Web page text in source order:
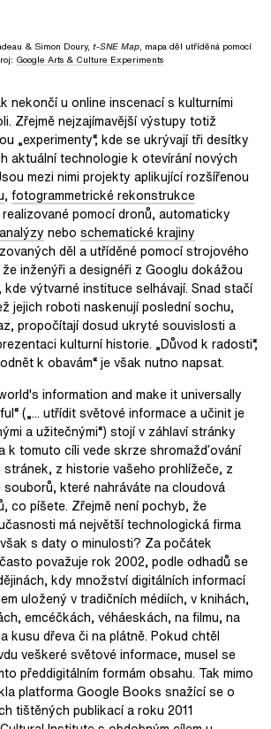
& Simon Doury, t-SNE Map, mapa děl utříděná pomocí
Google Arts & Culture Experiments
nekončí u online inscenací s kulturními
Zřejmě nejzajímavější výstupy totiž
„experimenty“, kde se ukrývají tři desítky
aktuální technologie k otevírání nových
mezi nimi projekty aplikující rozšířenou
, fotogrammetrické rekonstrukce
pomocí dronů, automaticky
nebo schematické krajiny
děl a utříděné pomocí strojového
inženýři a designéři z Googlu dokážou
výtvarné instituce selhávají. Snad stačí
jejich roboti naskenují poslední sochu,
propočítají dosud ukryté souvislosti a
kulturní historie. „Důvod k radosti“,
k obavám“ je však nutno napsat.
information and make it universally
(„... utřídit světové informace a učinit je
a užitečnými“) stojí v záhlaví stránky
k tomuto cíli vede skrze shromažďování
z historie vašeho prohlížeče, z
které nahráváte na cloudová
co píšete. Zřejmě není pochyb, že
má největší technologická firma
s daty o minulosti? Za počátek
považuje rok 2002, podle odhadů se
kdy množství digitálních informací
uložený v tradičních médiích, v knihách,
emcéčkách, véháeskách, na filmu, na
kusu dřeva či na plátně. Pokud chtěl
veškeré světové informace, musel se
předdigitálním formám obsahu. Tak mimo
platforma Google Books snažící se o
tištěných publikací a roku 2011